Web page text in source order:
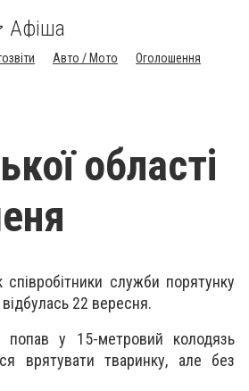
Афіша
Авто / Мото Оголошення
області
служби порятунку
22 вересня.
у 15-метровий колодязь
врятувати тваринку, але без